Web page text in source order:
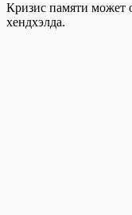
Кризис памяти может
хендхэлда.